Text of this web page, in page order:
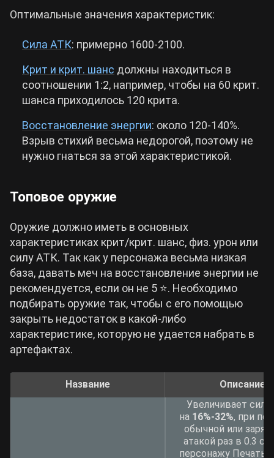
Оптимальные значения характеристик:
Сила АТК: примерно 1600-2100.
Крит и крит. шанс должны находиться в
соотношении 1:2, например, чтобы на 60 крит.
шанса приходилось 120 крита.
Восстановление энергии: около 120-140%.
Взрыв стихий весьма недорогой, поэтому не
нужно гнаться за этой характеристикой.
Топовое оружие
Оружие должно иметь в основных
характеристиках крит/крит. шанс, физ. урон или
силу АТК. Так как у персонажа весьма низкая
база, давать меч на восстановление энергии не
рекомендуется, если он не 5 ⭐. Необходимо
подбирать оружие так, чтобы с его помощью
закрыть недостаток в какой-либо
характеристике, которую не удается набрать в
артефактах.
Название
Описание
Увеличивает силу
на 16%-32%, при
обычной или
атакой раз в 0.3
персонажу Печать